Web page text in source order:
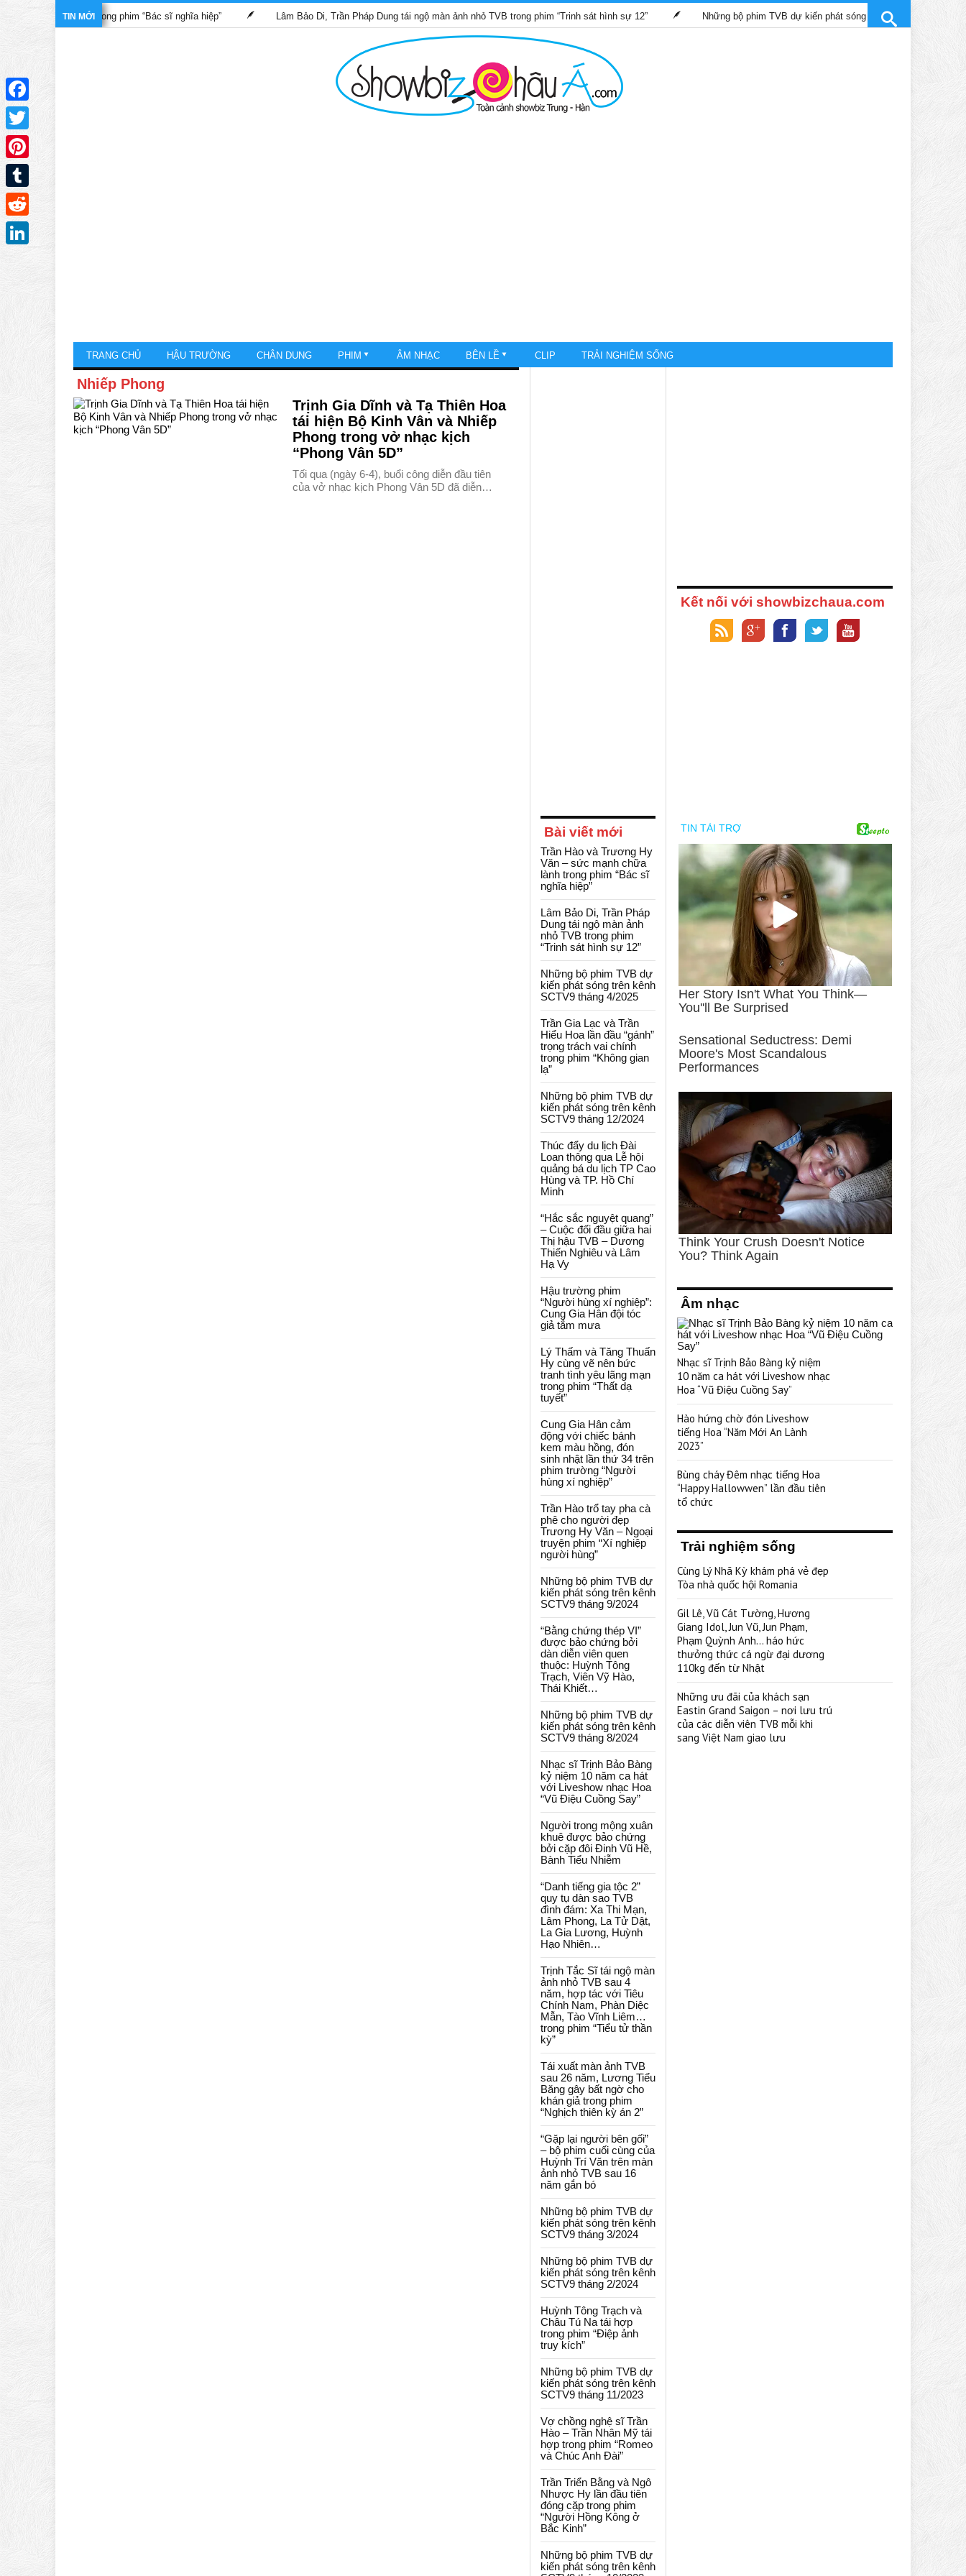
TIN MỚI
chữa lành trong phim “Bác sĩ nghĩa hiệp” Lâm Bảo Di, Trần Pháp Dung tái ngộ màn ảnh nhỏ TVB trong phim “Trinh sát hình sự 12” Những bộ phim TVB dự kiến phát sóng trên kênh SCTV9 tháng 4/2025
TRANG CHỦ HẬU TRƯỜNG CHÂN DUNG PHIM ÂM NHẠC BÊN LỀ CLIP TRẢI NGHIỆM SỐNG
Nhiếp Phong
Trịnh Gia Dĩnh và Tạ Thiên Hoa
tái hiện Bộ Kinh Vân và Nhiếp
Phong trong vở nhạc kịch
“Phong Vân 5D”
Tối qua (ngày 6-4), buổi công diễn đầu tiên
của vở nhạc kịch Phong Vân 5D đã diễn…
Bài viết mới
Trần Hào và Trương Hy
Văn – sức mạnh chữa
lành trong phim “Bác sĩ
nghĩa hiệp”
Lâm Bảo Di, Trần Pháp
Dung tái ngộ màn ảnh
nhỏ TVB trong phim
“Trinh sát hình sự 12”
Những bộ phim TVB dự
kiến phát sóng trên kênh
SCTV9 tháng 4/2025
Trần Gia Lạc và Trần
Hiểu Hoa lần đầu “gánh”
trọng trách vai chính
trong phim “Không gian
lạ”
Những bộ phim TVB dự
kiến phát sóng trên kênh
SCTV9 tháng 12/2024
Thúc đẩy du lịch Đài
Loan thông qua Lễ hội
quảng bá du lịch TP Cao
Hùng và TP. Hồ Chí
Minh
“Hắc sắc nguyệt quang”
– Cuộc đối đầu giữa hai
Thị hậu TVB – Dương
Thiến Nghiêu và Lâm
Hạ Vy
Hậu trường phim
“Người hùng xí nghiệp”:
Cung Gia Hân đội tóc
giả tắm mưa
Lý Thấm và Tăng Thuấn
Hy cùng vẽ nên bức
tranh tình yêu lãng mạn
trong phim “Thất dạ
tuyết”
Cung Gia Hân cảm
động với chiếc bánh
kem màu hồng, đón
sinh nhật lần thứ 34 trên
phim trường “Người
hùng xí nghiệp”
Trần Hào trổ tay pha cà
phê cho người đẹp
Trương Hy Văn – Ngoại
truyện phim “Xí nghiệp
người hùng”
Những bộ phim TVB dự
kiến phát sóng trên kênh
SCTV9 tháng 9/2024
“Bằng chứng thép VI”
được bảo chứng bởi
dàn diễn viên quen
thuộc: Huỳnh Tông
Trạch, Viên Vỹ Hào,
Thái Khiết…
Những bộ phim TVB dự
kiến phát sóng trên kênh
SCTV9 tháng 8/2024
Nhạc sĩ Trịnh Bảo Bàng
kỷ niệm 10 năm ca hát
với Liveshow nhạc Hoa
“Vũ Điệu Cuồng Say”
Người trong mộng xuân
khuê được bảo chứng
bởi cặp đôi Đinh Vũ Hề,
Bành Tiểu Nhiễm
“Danh tiếng gia tộc 2”
quy tụ dàn sao TVB
đình đám: Xa Thi Mạn,
Lâm Phong, La Tử Dật,
La Gia Lương, Huỳnh
Hạo Nhiên…
Trịnh Tắc Sĩ tái ngộ màn
ảnh nhỏ TVB sau 4
năm, hợp tác với Tiêu
Chính Nam, Phàn Diệc
Mẫn, Tào Vĩnh Liêm…
trong phim “Tiểu tử thần
kỳ”
Tái xuất màn ảnh TVB
sau 26 năm, Lương Tiểu
Băng gây bất ngờ cho
khán giả trong phim
“Nghịch thiên kỳ án 2”
“Gặp lại người bên gối”
– bộ phim cuối cùng của
Huỳnh Trí Văn trên màn
ảnh nhỏ TVB sau 16
năm gắn bó
Những bộ phim TVB dự
kiến phát sóng trên kênh
SCTV9 tháng 3/2024
Những bộ phim TVB dự
kiến phát sóng trên kênh
SCTV9 tháng 2/2024
Huỳnh Tông Trạch và
Châu Tú Na tái hợp
trong phim “Điệp ảnh
truy kích”
Những bộ phim TVB dự
kiến phát sóng trên kênh
SCTV9 tháng 11/2023
Vợ chồng nghệ sĩ Trần
Hào – Trần Nhân Mỹ tái
hợp trong phim “Romeo
và Chúc Anh Đài”
Trần Triển Bằng và Ngô
Nhược Hy lần đầu tiên
đóng cặp trong phim
“Người Hồng Kông ở
Bắc Kinh”
Những bộ phim TVB dự
kiến phát sóng trên kênh
Kết nối với showbizchaua.com
Âm nhạc
Nhạc sĩ Trịnh Bảo Bàng kỷ niệm
10 năm ca hát với Liveshow nhạc
Hoa “Vũ Điệu Cuồng Say”
Hào hứng chờ đón Liveshow
tiếng Hoa “Năm Mới An Lành
2023”
Bùng cháy Đêm nhạc tiếng Hoa
“Happy Hallowwen” lần đầu tiên
tổ chức
Trải nghiệm sống
Cùng Lý Nhã Kỳ khám phá vẻ đẹp
Tòa nhà quốc hội Romania
Gil Lê, Vũ Cát Tường, Hương
Giang Idol, Jun Vũ, Jun Phạm,
Phạm Quỳnh Anh… háo hức
thưởng thức cá ngừ đại dương
110kg đến từ Nhật
Những ưu đãi của khách sạn
Eastin Grand Saigon – nơi lưu trú
của các diễn viên TVB mỗi khi
sang Việt Nam giao lưu
Facebook
Twitter
Pinterest
Tumblr
Reddit